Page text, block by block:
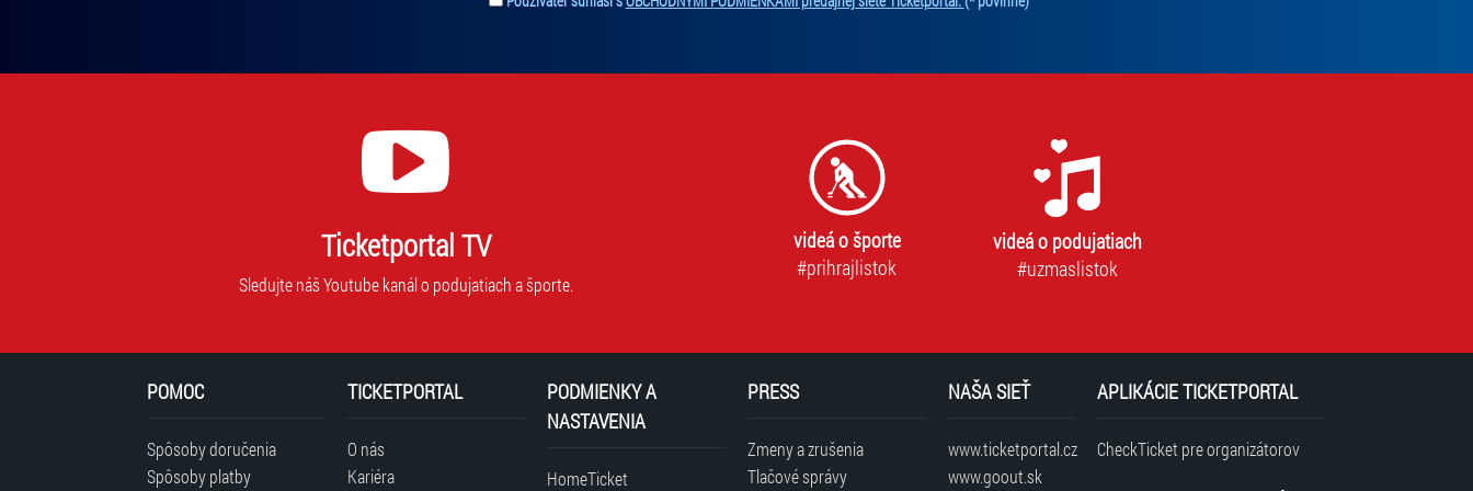
Ticketportal TV
Sledujte náš Youtube kanál o podujatiach a športe.
videá o športe
#prihrajlistok
videá o podujatiach
#uzmaslistok
POMOC
Spôsoby doručenia
Spôsoby platby
TICKETPORTAL
O nás
Kariéra
PODMIENKY A
NASTAVENIA
HomeTicket
PRESS
Zmeny a zrušenia
Tlačové správy
NAŠA SIEŤ
www.ticketportal.cz
www.goout.sk
APLIKÁCIE TICKETPORTAL
CheckTicket pre organizátorov